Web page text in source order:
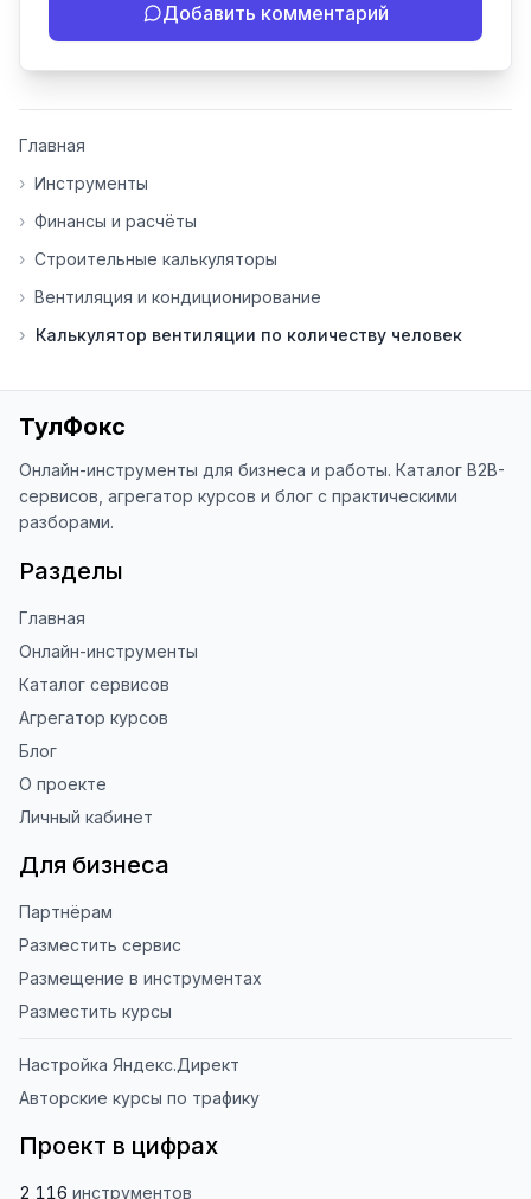
некорректно
инструменты нуждаются в доработке.
основе вашей обратной связи.
⭐ Если вам нравится ToolFox — буду
благодарен за отзыв о сайте в
«Оценить сайт» в панели браузера).
наши инструменты!
Благодарю за доверие и
использование ToolFox! 🚀
Добавить комментарий
Главная
› Инструменты
› Финансы и расчёты
› Строительные калькуляторы
› Вентиляция и кондиционирование
› Калькулятор вентиляции по количеству человек
ТулФокс
Онлайн-инструменты для бизнеса и работы. Каталог B2B-
сервисов, агрегатор курсов и блог с практическими
разборами.
Разделы
Главная
Онлайн-инструменты
Каталог сервисов
Агрегатор курсов
Блог
О проекте
Личный кабинет
Для бизнеса
Партнёрам
Разместить сервис
Размещение в инструментах
Разместить курсы
Настройка Яндекс.Директ
Авторские курсы по трафику
Проект в цифрах
2 116 инструментов